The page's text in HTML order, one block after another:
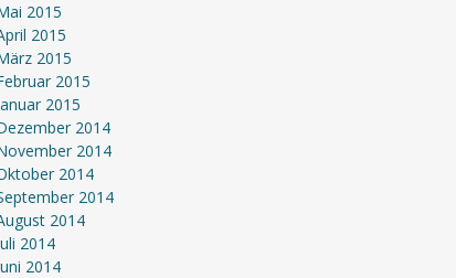
2015
2015
2015
2015
2015
2014
2014
2014
2014
2014
2014
2014